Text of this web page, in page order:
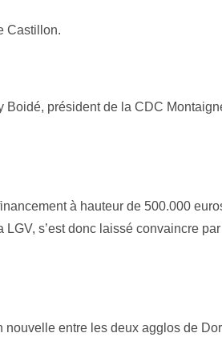
Castillon.
Boidé, président de la CDC
à hauteur de 500.000
s’est donc laissé convaincre par
nouvelle entre les deux agglos de